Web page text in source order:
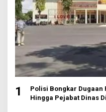
1
Polisi Bongkar Dugaan
Hingga Pejabat Dinas